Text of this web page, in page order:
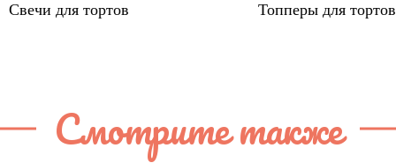
Свечи для тортов Топперы для тортов
Смотрите также